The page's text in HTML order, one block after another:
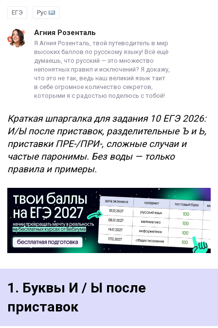
ЕГЭ Рус
Агния Розенталь
Я Агния Розенталь, твой путеводитель в мир
высоких баллов по русскому языку! Всё ещё
думаешь, что русский — это множество
непонятных правил и исключений? Я докажу,
что это не так, ведь наш великий язык таит
в себе огромное количество секретов,
которыми я с радостью поделюсь с тобой!
Краткая шпаргалка для задания 10 ЕГЭ 2026:
И/Ы после приставок, разделительные Ъ и Ь,
приставки ПРЕ-/ПРИ-, сложные случаи и
частые паронимы. Без воды — только
правила и примеры.
1. Буквы И / Ы после
приставок